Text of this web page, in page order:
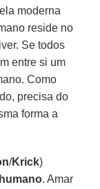
moderna
reside no
Se todos
entre si um
Como
precisa do
forma a
/Krick)
. Amar